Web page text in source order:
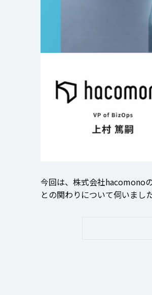
今回は、株式会社hacomono
との関わりについて伺いました